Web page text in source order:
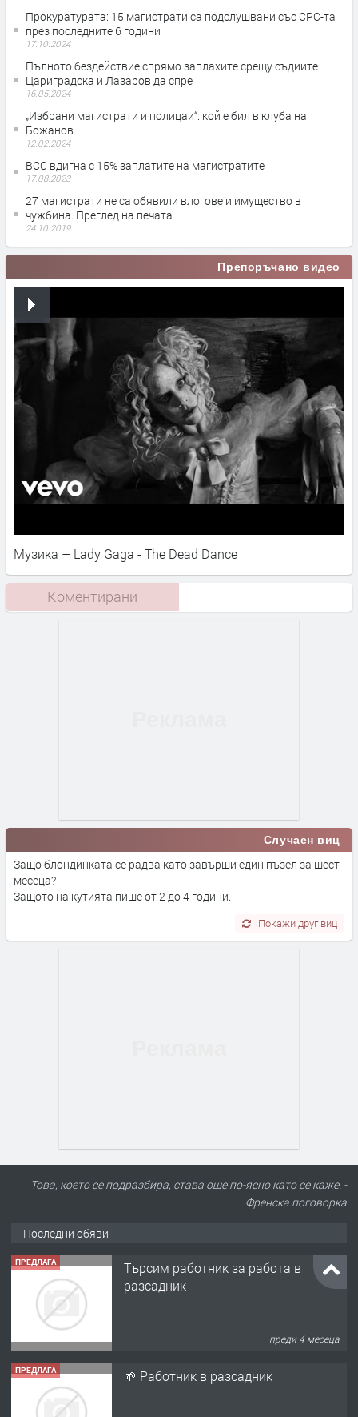
Прокуратурата: 15 магистрати са подслушвани със СРС-та
през последните 6 години
17.10.2024
Пълното бездействие спрямо заплахите срещу съдиите
Цариградска и Лазаров да спре
16.05.2024
„Избрани магистрати и полицаи“: кой е бил в клуба на
Божанов
12.02.2024
ВСС вдигна с 15% заплатите на магистратите
17.08.2023
27 магистрати не са обявили влогове и имущество в
чужбина. Преглед на печата
24.10.2019
Препоръчано видео
Музика – Lady Gaga - The Dead Dance
Коментирани
Случаен виц
Защо блондинката се радва като завърши един пъзел за шест
месеца?
Защото на кутията пише от 2 до 4 години.
Покажи друг виц
Това, което се подразбира, става още по-ясно като се каже. -
Френска поговорка
Последни обяви
ПРЕДЛАГА
Търсим работник за работа в
разсадник
преди 4 месеца
ПРЕДЛАГА 🌱 Работник в разсадник